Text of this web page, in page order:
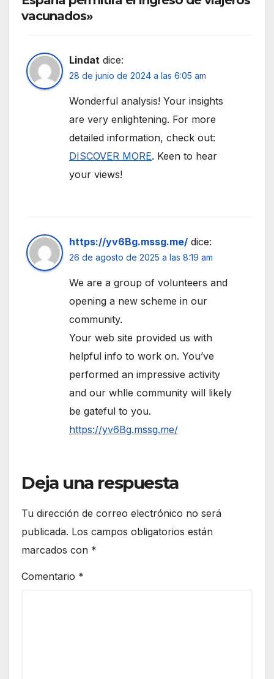
vacunados»
Lindat dice:
28 de junio de 2024 a las 6:05 am
Wonderful analysis! Your insights
are very enlightening. For more
detailed information, check out:
DISCOVER MORE. Keen to hear
your views!
https://yv6Bg.mssg.me/ dice:
26 de agosto de 2025 a las 8:19 am
We are a group of volunteers and
opening a new scheme in our
community.
Your web site provided us with
helpful info to work on. You’ve
performed an impressive activity
and our whlle community will likely
be gateful to you.
https://yv6Bg.mssg.me/
Deja una respuesta
Tu dirección de correo electrónico no será
publicada. Los campos obligatorios están
marcados con *
Comentario *